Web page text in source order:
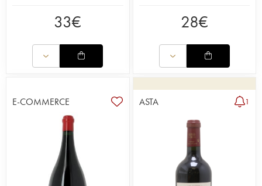
33€ 28€
E-COMMERCE ASTA 1